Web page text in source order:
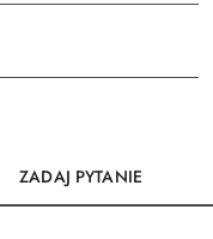
ZADAJ PYTANIE